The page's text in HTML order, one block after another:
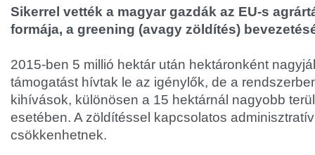
Sikerrel vették a magyar gazdák az EU-s
formája, a greening (avagy zöldítés)
2015-ben 5 millió hektár után hektáronként
támogatást hívtak le az igénylők, de a
kihívások, különösen a 15 hektárnál nagyobb
esetében. A zöldítéssel kapcsolatos
csökkenhetnek.